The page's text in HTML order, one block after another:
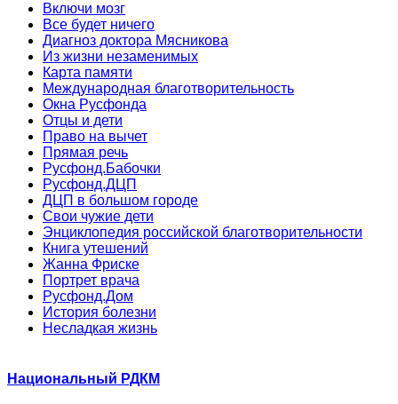
Включи мозг
Все будет ничего
Диагноз доктора Мясникова
Из жизни незаменимых
Карта памяти
Международная благотворительность
Окна Русфонда
Отцы и дети
Право на вычет
Прямая речь
Русфонд.Бабочки
Русфонд.ДЦП
ДЦП в большом городе
Свои чужие дети
Энциклопедия российской благотворительности
Книга утешений
Жанна Фриске
Портрет врача
Русфонд.Дом
История болезни
Несладкая жизнь
Национальный РДКМ